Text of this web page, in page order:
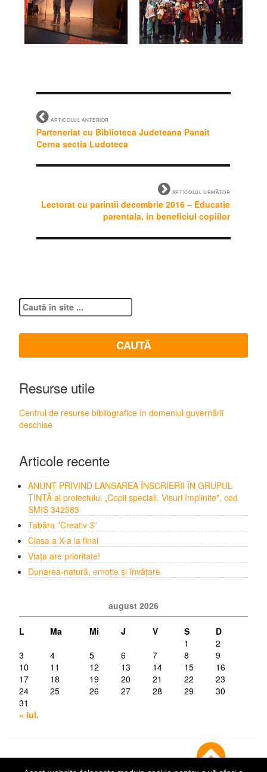
ARTICOLUL ANTERIOR
Parteneriat cu Biblioteca Judeteana Panait
Cerna sectia Ludoteca
ARTICOLUL URMĂTOR
Lectorat cu parintii decembrie 2016 – Educatie
parentala, in beneficiul copiilor
Resurse utile
Centrul de resurse bibliografice în domeniul guvernării
deschise
Articole recente
ANUNȚ PRIVIND LANSAREA ÎNSCRIERII ÎN GRUPUL
ȚINTĂ al proiectului „Copii speciali. Visuri împlinite”, cod
SMIS 342583
Tabăra ”Creativ 3”
Clasa a X-a la final
Viața are prioritate!
Dunarea-natură, emoție și învățare
august 2026
L Ma Mi J V S
D
1
2
3
4 5 6 7 8
9
10
11 12 13 14 15
16
17
18 19 20 21 22
23
24
25 26 27 28 29
30
31
« iul.